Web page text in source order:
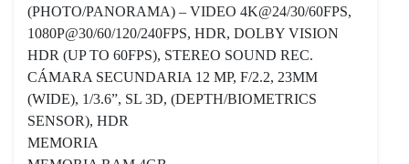
(PHOTO/PANORAMA) – VIDEO 4K@24/30/60FPS,
1080P@30/60/120/240FPS, HDR, DOLBY VISION
HDR (UP TO 60FPS), STEREO SOUND REC.
CÁMARA SECUNDARIA 12 MP, F/2.2, 23MM
(WIDE), 1/3.6”, SL 3D, (DEPTH/BIOMETRICS
SENSOR), HDR
MEMORIA